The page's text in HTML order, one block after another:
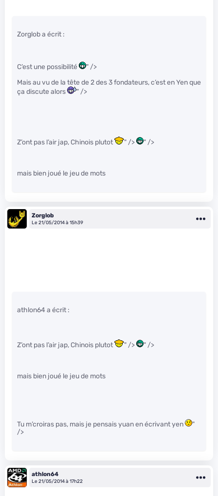
Zorglob a écrit :
C’est une possibilité
" />
Mais au vu de la tête de 2 des 3 fondateurs, c’est en Yen que
ça discute alors
" />
Z’ont pas l’air jap, Chinois plutot " /> " />
mais bien joué le jeu de mots
Zorglob
Le 21/05/2014 à 15h39
athlon64 a écrit :
Z’ont pas l’air jap, Chinois plutot " /> " />
mais bien joué le jeu de mots
Tu m’croiras pas, mais je pensais yuan en écrivant yen
"
/>
athlon64
Le 21/05/2014 à 17h22